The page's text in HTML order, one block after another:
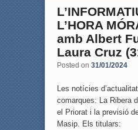
L’HORA
amb Albert
Laura Cruz
Posted on 31/01/2024
Les notícies
comarques: La Ribera
el Priorat i la previsió
Masip. Els titulars: